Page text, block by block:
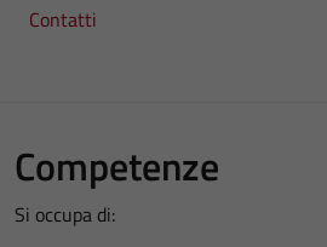
Contatti
Competenze
Si occupa di: